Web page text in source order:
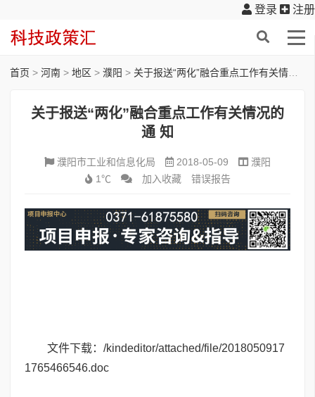
登录 注册
首页 > 河南 > 地区 > 濮阳 > 关于报送“两化”融合重点工作有关情况的 通 知
关于报送“两化”融合重点工作有关情况的
通 知
濮阳市工业和信息化局 2018-05-09
濮阳
1℃
加入收藏 错误报告
文件下载： /kindeditor/attached/file/2018050917
1765466546.doc